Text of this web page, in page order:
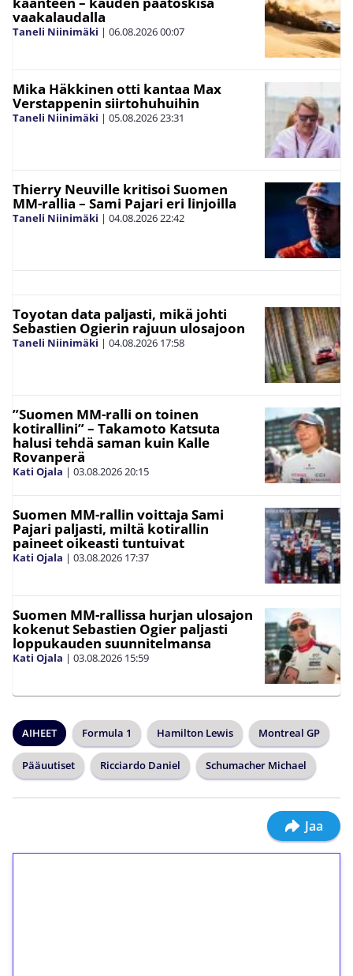
vaakalaudalla
Taneli Niinimäki | 06.08.202600:07
Mika Häkkinen otti kantaa Max
Verstappenin siirtohuhuihin
Taneli Niinimäki | 05.08.202623:31
Thierry Neuville kritisoi Suomen
MM-rallia – Sami Pajari eri linjoilla
Taneli Niinimäki | 04.08.202622:42
Toyotan data paljasti, mikä johti
Sebastien Ogierin rajuun ulosajoon
Taneli Niinimäki | 04.08.2026 17:58
”Suomen MM-ralli on toinen
kotirallini” – Takamoto Katsuta
halusi tehdä saman kuin Kalle
Rovanperä
Kati Ojala | 03.08.202620:15
Suomen MM-rallin voittaja Sami
Pajari paljasti, miltä kotirallin
paineet oikeasti tuntuivat
Kati Ojala | 03.08.2026 17:37
Suomen MM-rallissa hurjan ulosajon
kokenut Sebastien Ogier paljasti
loppukauden suunnitelmansa
Kati Ojala | 03.08.2026 15:59
AIHEET Formula 1 Hamilton Lewis Montreal GP
Pääuutiset Ricciardo Daniel Schumacher Michael
Jaa